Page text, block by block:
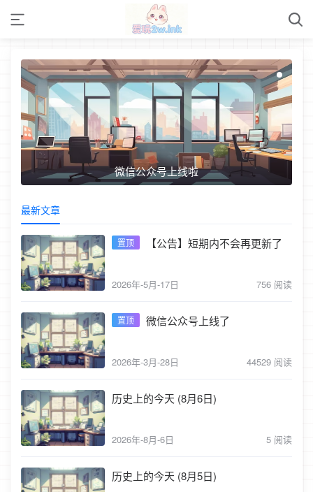
微信公众号上线啦
最新文章
置顶 【公告】短期内不会再更新了
2026年-5月-17日 756 阅读
置顶 微信公众号上线了
2026年-3月-28日 44529 阅读
历史上的今天 (8月6日)
2026年-8月-6日 5 阅读
历史上的今天 (8月5日)